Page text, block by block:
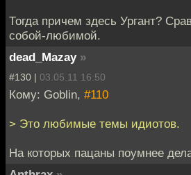
Тогда причем здесь Ургант?
собой-любимой.
dead_Mazay »
#130 | 03.05.11 16:50
Кому: Goblin, #110
> Это любимые темы идиотов.
На которых пацаны поумнее